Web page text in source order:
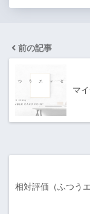
前の記事
マ
相対評価（ふつう